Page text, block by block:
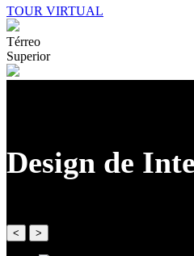
TOUR VIRTUAL
Térreo
Superior
Design de
< >